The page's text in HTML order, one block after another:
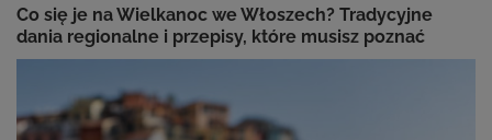
Co się je na Wielkanoc we Włoszech? Tradycyjne
dania regionalne i przepisy, które musisz poznać